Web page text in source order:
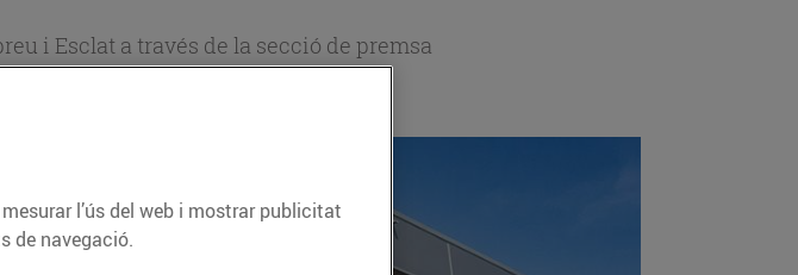
i Esclat a través de la secció de premsa
l’ús del web i mostrar publicitat
de navegació.